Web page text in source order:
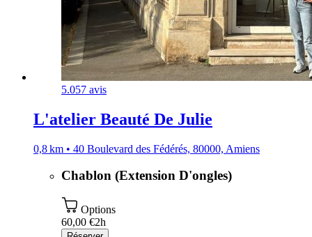
5.057 avis
L'atelier Beauté De Julie
0,8 km • 40 Boulevard des Fédérés, 80000, Amiens
Chablon (Extension D'ongles)
Options
60,00 €2h